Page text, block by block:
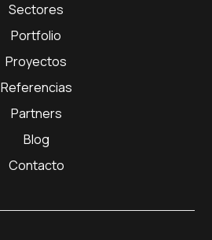
Sectores
Portfolio
Proyectos
Referencias
Partners
Blog
Contacto